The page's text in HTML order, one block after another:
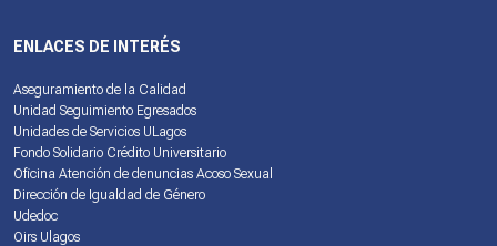
ENLACES DE INTERÉS
Aseguramiento de la Calidad
Unidad Seguimiento Egresados
Unidades de Servicios ULagos
Fondo Solidario Crédito Universitario
Oficina Atención de denuncias Acoso Sexual
Dirección de Igualdad de Género
Udedoc
Oirs Ulagos